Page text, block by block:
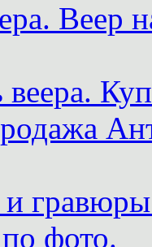
Веер
веера.
фото.